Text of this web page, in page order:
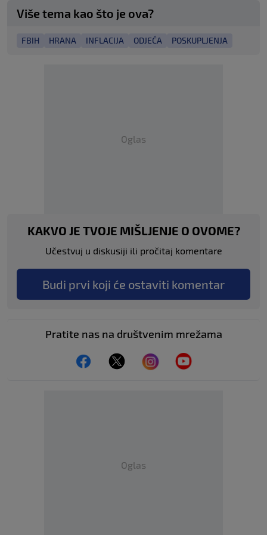
Više tema kao što je ova?
FBIH HRANA INFLACIJA ODJEĆA POSKUPLJENJA
Oglas
KAKVO JE TVOJE MIŠLJENJE O OVOME?
Učestvuj u diskusiji ili pročitaj komentare
Budi prvi koji će ostaviti komentar
Pratite nas na društvenim mrežama
Oglas